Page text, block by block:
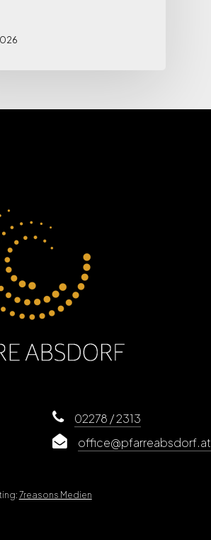
02278 / 2313
office@pfarreabsdorf.at
7reasons Medien